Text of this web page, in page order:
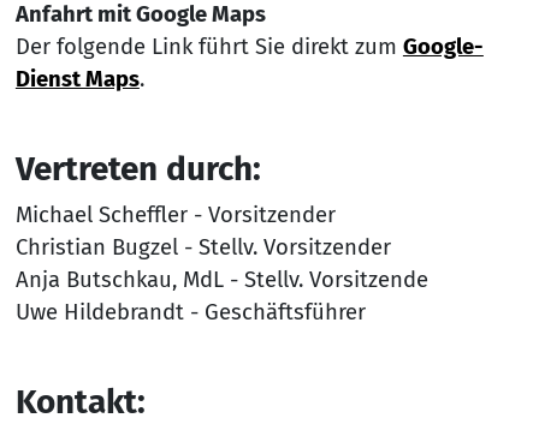
Anfahrt mit Google Maps
Der folgende Link führt Sie direkt zum Google-
Dienst Maps.
Vertreten durch:
Michael Scheffler - Vorsitzender
Christian Bugzel - Stellv. Vorsitzender
Anja Butschkau, MdL - Stellv. Vorsitzende
Uwe Hildebrandt - Geschäftsführer
Kontakt: